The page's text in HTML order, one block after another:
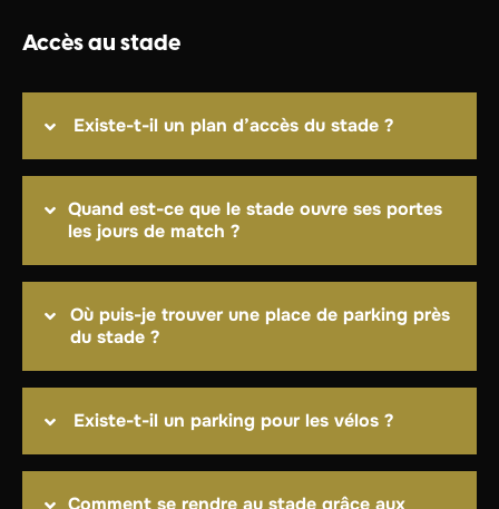
Accès au stade
Existe-t-il un plan d’accès du stade ?
Quand est-ce que le stade ouvre ses portes
les jours de match ?
Où puis-je trouver une place de parking près
du stade ?
Existe-t-il un parking pour les vélos ?
Comment se rendre au stade grâce aux